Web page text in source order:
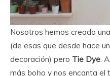
Nosotros hemos creado
(de esas que desde hace
decoración) pero Tie Dye.
más boho y nos encanta el